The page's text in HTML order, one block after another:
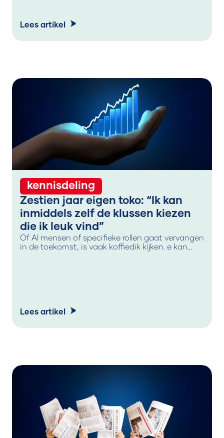
Lees artikel
kennisdeling
Zestien jaar eigen toko: “Ik kan
inmiddels zelf de klussen kiezen
die ik leuk vind”
Of AI mensen of specifieke rollen gaat vervangen
in de toekomst, is vaak koffiedik kijken. e kan
Lees artikel